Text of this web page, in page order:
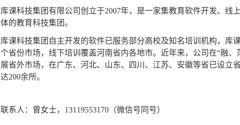
库课科技集团有限公司创立于2007年，是一家集教育软件开发、线
体的教育科技集团。
库课科技集团自主开发的软件已服务部分高校及知名培训机构，库
个省份市场，线下培训覆盖河南省内各地市。近年来，公司在“融
展省外市场，在广东、河北、山东、四川、江苏、安徽等省已设立
达200余所。
联系人：曾女士，13119553170（微信号同号）